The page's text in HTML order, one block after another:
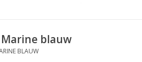
Marine blauw
BLAUW